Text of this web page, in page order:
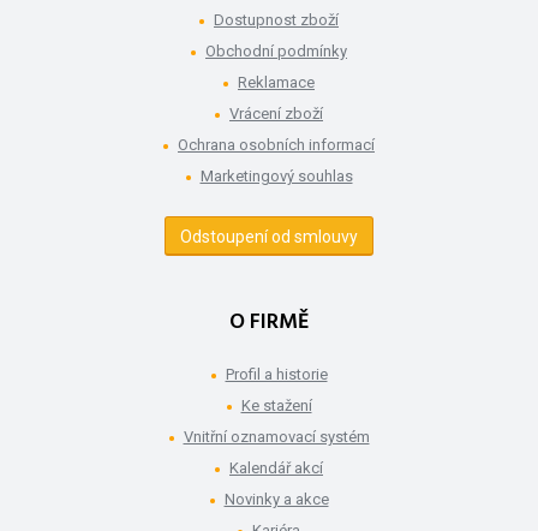
Dostupnost zboží
Obchodní podmínky
Reklamace
Vrácení zboží
Ochrana osobních informací
Marketingový souhlas
Odstoupení od smlouvy
O FIRMĚ
Profil a historie
Ke stažení
Vnitřní oznamovací systém
Kalendář akcí
Novinky a akce